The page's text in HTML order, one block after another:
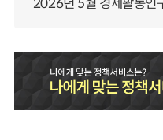
2026년 5월 경제활동인